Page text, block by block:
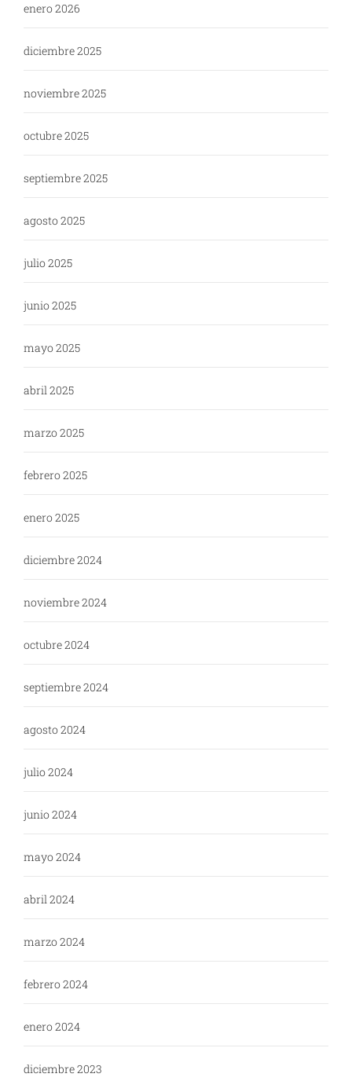
enero 2026
diciembre 2025
noviembre 2025
octubre 2025
septiembre 2025
agosto 2025
julio 2025
junio 2025
mayo 2025
abril 2025
marzo 2025
febrero 2025
enero 2025
diciembre 2024
noviembre 2024
octubre 2024
septiembre 2024
agosto 2024
julio 2024
junio 2024
mayo 2024
abril 2024
marzo 2024
febrero 2024
enero 2024
diciembre 2023